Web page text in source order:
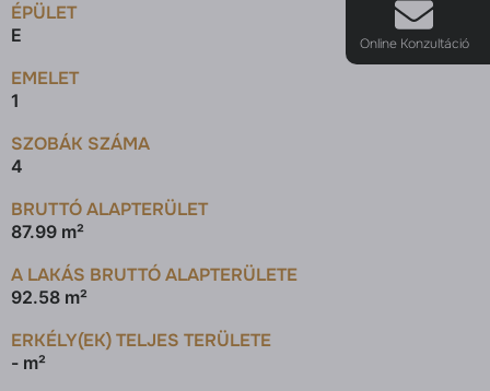
Online Konzultáció
ÉPÜLET
E
EMELET
1
SZOBÁK SZÁMA
4
BRUTTÓ ALAPTERÜLET
87.99 m²
A LAKÁS BRUTTÓ ALAPTERÜLETE
92.58 m²
ERKÉLY(EK) TELJES TERÜLETE
- m²